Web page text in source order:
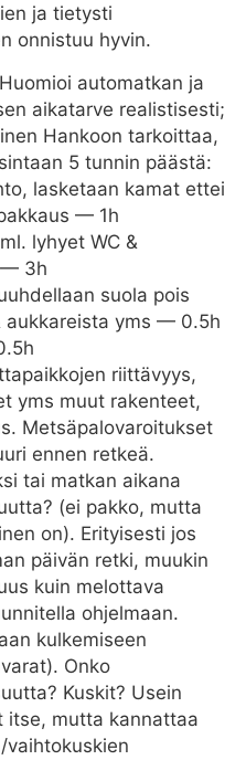
ja tietysti
onnistuu hyvin.
automatkan ja
aikatarve realistisesti;
Hankoon tarkoittaa,
5 tunnin päästä:
lasketaan kamat ettei
— 1h
lyhyet WC &
— 3h
suola pois
aukkareista yms — 0.5h
riittävyys,
yms muut rakenteet,
Metsäpalovaroitukset
ennen retkeä.
tai matkan aikana
(ei pakko, mutta
on). Erityisesti jos
päivän retki, muukin
kuin melottava
ohjelmaan.
kulkemiseen
Onko
Kuskit? Usein
itse, mutta kannattaa
vaihtokuskien